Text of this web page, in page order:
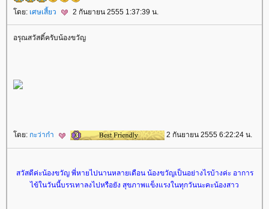
ดย: เศษเสี้ยว 2 กันยายน 2555 1:37:39 น.
อรุณสวัสดิ์ครับน้องขวัญ
ดย: กะว่าก๋า 2 กันยายน 2555 6:22:24 น.
สวัสดีค่ะน้องขวัญ พี่หายไปนานหลายเดือน น้องขวัญเป็นอย่างไรบ้างค่ะ อาการ
ไข้ในวันนี้บรรเทาลงไปหรือยัง สุขภาพแข็งแรงในทุกวันนะคะน้องสาว